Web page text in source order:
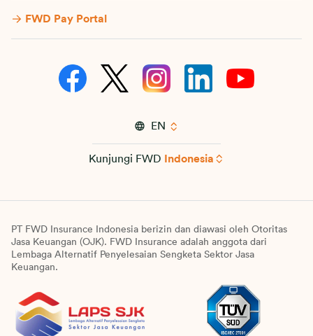
FWD Pay Portal
EN
Kunjungi FWD Indonesia
PT FWD Insurance Indonesia berizin dan diawasi oleh Otoritas
Jasa Keuangan (OJK). FWD Insurance adalah anggota dari
Lembaga Alternatif Penyelesaian Sengketa Sektor Jasa
Keuangan.